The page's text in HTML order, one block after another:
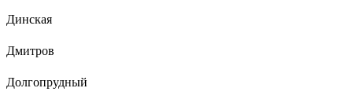
Динская
Дмитров
Долгопрудный